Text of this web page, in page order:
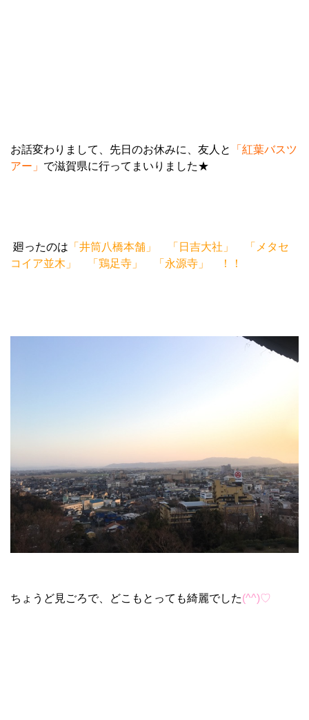
お話変わりまして、先日のお休みに、友人と
「紅葉バスツ
アー」 で滋賀県に行ってまいりました★
廻ったのは 「井筒八橋本舗」 「日吉大社」 「メタセ
コイア並木」 「鶏足寺」 「永源寺」 ！！
ちょうど見ごろで、どこもとっても綺麗でした(^^)♡